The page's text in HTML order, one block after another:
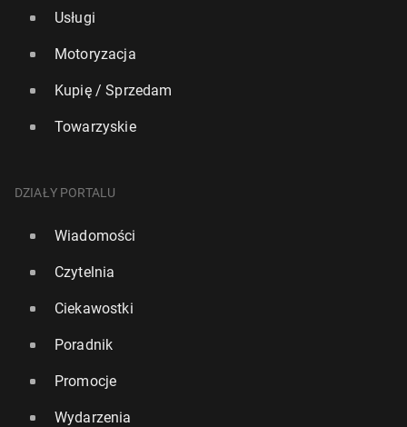
Usługi
Motoryzacja
Kupię / Sprzedam
Towarzyskie
DZIAŁY PORTALU
Wiadomości
Czytelnia
Ciekawostki
Poradnik
Promocje
Wydarzenia